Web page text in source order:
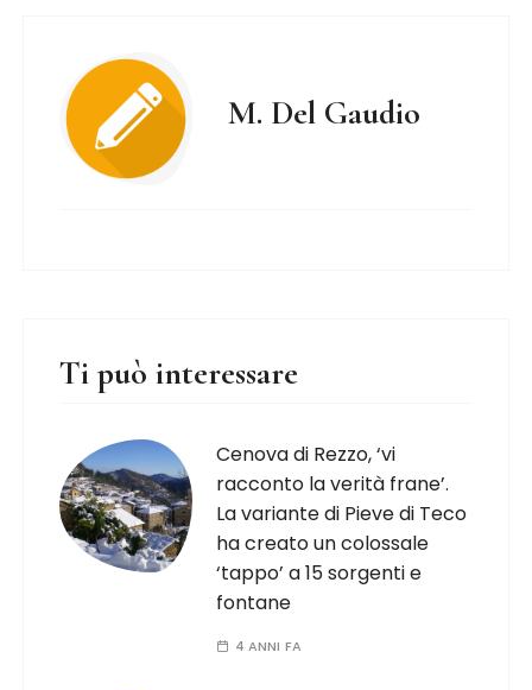
M. Del Gaudio
Ti può interessare
Cenova di Rezzo, ‘vi
racconto la verità frane’.
La variante di Pieve di Teco
ha creato un colossale
‘tappo’ a 15 sorgenti e
fontane
4 ANNI FA